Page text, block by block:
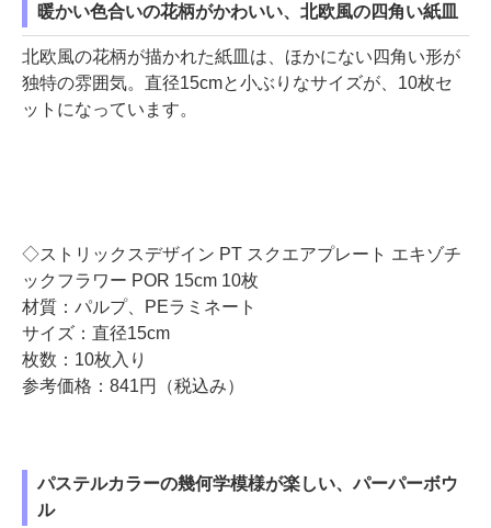
暖かい色合いの花柄がかわいい、北欧風の四角い紙皿
北欧風の花柄が描かれた紙皿は、ほかにない四角い形が
独特の雰囲気。直径15cmと小ぶりなサイズが、10枚セ
ットになっています。
◇ストリックスデザイン PT スクエアプレート エキゾチ
ックフラワー POR 15cm 10枚
材質：パルプ、PEラミネート
サイズ：直径15cm
枚数：10枚入り
参考価格：841円（税込み）
パステルカラーの幾何学模様が楽しい、パーパーボウ
ル